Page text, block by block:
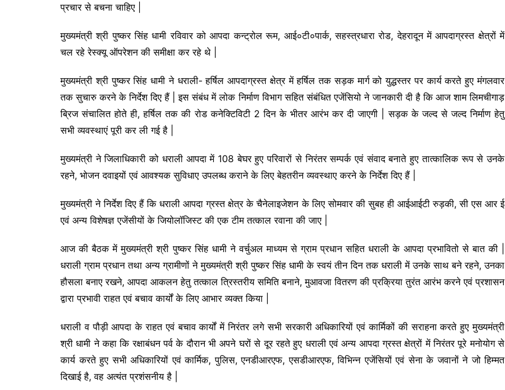
प्रचार से बचना चाहिए |
मुख्यमंत्री श्री पुष्कर सिंह धामी रविवार को आपदा कन्ट्रोल रूम, आई०टी०पार्क, सहस्त्रधारा रोड, देहरादून में आपदाग्रस्त क्षेत्रों में
चल रहे रेस्क्यू ऑपरेशन की समीक्षा कर रहे थे |
मुख्यमंत्री श्री पुष्कर सिंह धामी ने धराली- हर्षिल आपदाग्रस्त क्षेत्र में हर्षिल तक सड़क मार्ग को युद्धस्तर पर कार्य करते हुए मंगलवार
तक सुचारु करने के निर्देश दिए हैं | इस संबंध में लोक निर्माण विभाग सहित संबंधित एजेंसियो ने जानकारी दी है कि आज शाम लिमचीगाड़
ब्रिज संचालित होते ही, हर्षिल तक की रोड कनेक्टिविटी 2 दिन के भीतर आरंभ कर दी जाएगी | सड़क के जल्द से जल्द निर्माण हेतु
सभी व्यवस्थाएं पूरी कर ली गई है |
मुख्यमंत्री ने जिलाधिकारी को धराली आपदा में 108 बेघर हुए परिवारों से निरंतर सम्पर्क एवं संवाद बनाते हुए तात्कालिक रूप से उनके
रहने, भोजन दवाइयों एवं आवश्यक सुविधाए उपलब्ध कराने के लिए बेहतरीन व्यवस्थाए करने के निर्देश दिए हैं |
मुख्यमंत्री ने निर्देश दिए हैं कि धराली आपदा ग्रस्त क्षेत्र के चैनेलाइजेशन के लिए सोमवार की सुबह ही आईआईटी रुड़की, सी एस आर ई
एवं अन्य विशेषज्ञ एजेंसीयों के जियोलॉजिस्ट की एक टीम तत्काल रवाना की जाए |
आज की बैठक में मुख्यमंत्री श्री पुष्कर सिंह धामी ने वर्चुअल माध्यम से ग्राम प्रधान सहित धराली के आपदा प्रभावितो से बात की |
धराली ग्राम प्रधान तथा अन्य ग्रामीणों ने मुख्यमंत्री श्री पुष्कर सिंह धामी के स्वयं तीन दिन तक धराली में उनके साथ बने रहने, उनका
हौसला बनाए रखने, आपदा आकलन हेतु तत्काल त्रिस्तरीय समिति बनाने, मुआवजा वितरण की प्रक्रिया तुरंत आरंभ करने एवं प्रशासन
द्वारा प्रभावी राहत एवं बचाव कार्यों के लिए आभार व्यक्त किया |
धराली व पौड़ी आपदा के राहत एवं बचाव कार्यों में निरंतर लगे सभी सरकारी अधिकारियों एवं कार्मिकों की सराहना करते हुए मुख्यमंत्री
श्री धामी ने कहा कि रक्षाबंधन पर्व के दौरान भी अपने घरों से दूर रहते हुए धराली एवं अन्य आपदा ग्रस्त क्षेत्रों में निरंतर पूरे मनोयोग से
कार्य करते हुए सभी अधिकारियों एवं कार्मिक, पुलिस, एनडीआरएफ, एसडीआरएफ, विभिन्न एजेंसियों एवं सेना के जवानों ने जो हिम्मत
दिखाई है, वह अत्यंत प्रशंसनीय है |